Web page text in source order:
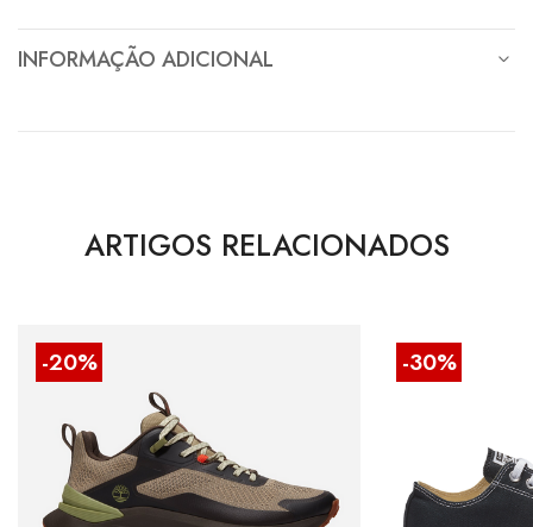
INFORMAÇÃO ADICIONAL
ARTIGOS RELACIONADOS
-20% -30%